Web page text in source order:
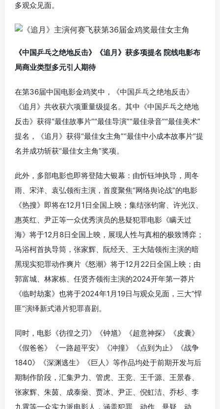
多观众见面。
《中国乒乓之绝地反击》《追月》获多项提名 院线电影布
局商业类型多元引人期待
在第36届中国电影金鸡奖中，《中国乒乓之绝地反击》
《追月》共收获六项重量级提名。其中《中国乒乓之绝地
反击》获得“最佳故事片”“最佳导演”“最佳录音”“最佳美术”
提名，《追月》获得“最佳女主角”“最佳中小成本故事片”提
名并成功斩获“最佳女主角”奖项。
此外，多部电影也即将登陆大银幕：由忻钰坤执导， 周冬
雨、 宋洋、 袁弘领衔主演，首度聚焦“网络舆论战”的电影
《热搜》 即将在12月1日全国上映；集结张钧甯、 许光汉 、
惠英红、 尹正等一众优秀演员的悬疑犯罪电影 《瞒天过
海》 将于12月8日全国上映，展现人性与真相的极致博弈；
马浴柯首执导筒， 张家辉、 阮经天、 王大陆领衔主演的暗
黑现实犯罪动作爽片《怒潮》将于12月22日全国上映；由
郭富城、 林家栋、 任贤齐领衔主演的2024开年第一莽片
《临时劫案》 也将于2024年1月19日与观众见面，三大“悍
匪”演绎新式港片犯罪喜剧。
同时，电影《彷徨之刃》《钟馗》《超意神探》《皮囊》
《假爸爸》《一路超平安》《冲撞》《点到为止》《战争
1840》《深渊逃生》《巨人》等作品均处于前期开发与后
期制作阶段，汇集尹力、管虎、王竞、王千源、王景春、
张家辉、朱茵、成泰燊、贾冰、尹正、倪虹洁、乔杉、李
九霄等一众实力派电影人，涵盖犯罪、动作、悬疑、动